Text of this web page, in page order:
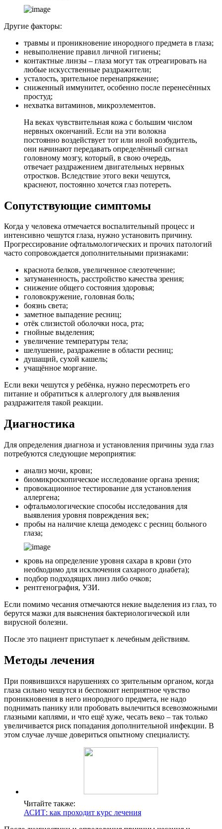
Другие факторы:
травмы и проникновение инородного предмета в глаза;
невыполнение правил личной гигиены;
контактные линзы – глаза могут так отреагировать на
любые искусственные раздражители;
усталость, зрительное перенапряжение;
сниженный иммунитет, особенно после перенесённых
простуд;
нехватка витаминов, микроэлементов.
На веках чувствительная кожа с большим числом
нервных окончаний. Если на эти волокна
постоянно воздействует тот или иной возбудитель,
они начинают передавать определённый сигнал
головному мозгу, который, в свою очередь,
отвечает раздражением двигательных нервных
отростков. Вследствие этого веки чешутся,
краснеют, постоянно хочется глаз потереть.
Сопутствующие симптомы
Когда у человека отмечается воспалительный процесс и
интенсивно чешутся глаза, нужно установить причину.
Прогрессирование офтальмологических и прочих патологий
часто сопровождается дополнительными признаками:
краснота белков, увеличенное слезотечение;
затуманенность, расстройство качества зрения;
снижение общего состояния здоровья;
головокружение, головная боль;
боязнь света;
заметное выпадение ресниц;
отёк слизистой оболочки носа, рта;
гнойные выделения;
увеличение температуры тела;
шелушение, раздражение в области ресниц;
душащий, сухой кашель;
учащённое моргание.
Если веки чешутся у ребёнка, нужно пересмотреть его
питание и обратиться к аллергологу для выявления
раздражителя такой реакции.
Диагностика
Для определения диагноза и установления причины зуда глаз
потребуются следующие мероприятия:
анализ мочи, крови;
биомикроскопическое исследование органа зрения;
провокационное тестирование для установления
аллергена;
офтальмологические способы исследования для
выявления уровня повреждения век;
пробы на наличие клеща демодекс с ресниц больного
глаза;
кровь на определение уровня сахара в крови (это
необходимо для исключения сахарного диабета);
подбор подходящих линз либо очков;
рентгенография, УЗИ.
Если помимо чесания отмечаются некие выделения из глаз, то
берутся мазки для выяснения бактериологической или
вирусной болезни.
После это пациент приступает к лечебным действиям.
Методы лечения
При появившихся нарушениях со зрительным органом, когда
глаза сильно чешутся и беспокоит неприятное чувство
проникновения в него инородного предмета, не надо
поднимать панику или пробовать вылечиться всевозможными
глазными каплями, и что ещё хуже, чесать веко – так только
увеличивается риск попадания дополнительной инфекции. В
этом случае лучше довериться опытному специалисту.
Читайте также:
АСИТ: как проходит курс лечения